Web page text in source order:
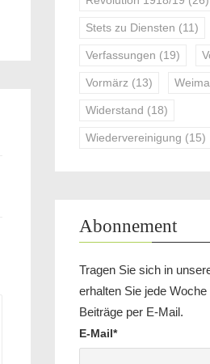
Stets zu Diensten (11)
Verfassungen (19)
Vormärz (13)
Widerstand (18)
Wiedervereinigung (15)
Abonnement
Tragen Sie sich in
erhalten Sie jede
Beiträge per E-Mail.
E-Mail*